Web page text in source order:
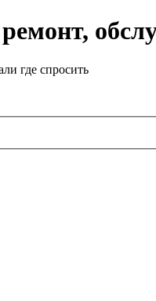
где спросить